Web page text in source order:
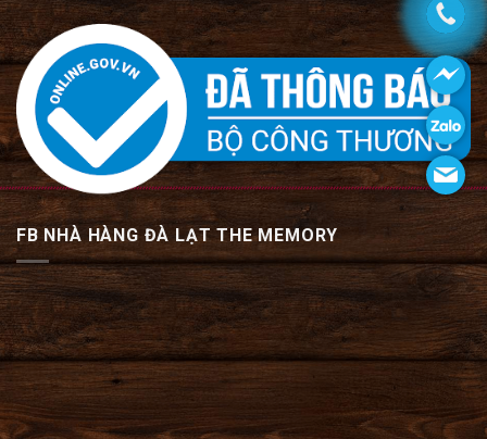
FB NHÀ HÀNG ĐÀ LẠT THE MEMORY